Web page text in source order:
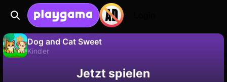
Dog and Cat Sweet
Kinder
speichern!
Nein
Jetzt spielen